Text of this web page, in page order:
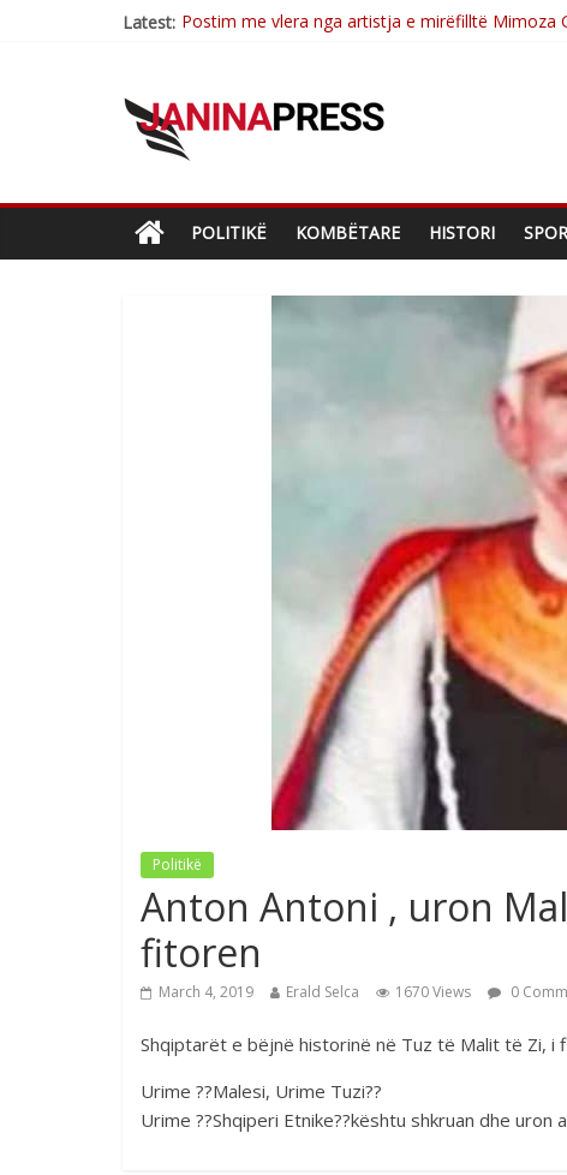
Latest: Nga poetja atdhetare Kumrie Shala -BOLL MO
Çlirimtari Mentor Mushkolaj nderohet me
POLITIKË KOMBËTARE HISTORI
Politikë
Anton Antoni , uron
fitoren
March 4, 2019 Erald Selca 1670 Views 0
Shqiptarët e bëjnë historinë në Tuz të Malit të Zi, i
Urime ??Malesi, Urime Tuzi??
Urime ??Shqiperi Etnike??kështu shkruan dhe